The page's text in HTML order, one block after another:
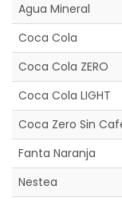
Agua Mineral
Coca Cola
Coca Cola ZERO
Coca Cola LIGHT
Coca Zero Sin
Fanta Naranja
Nestea